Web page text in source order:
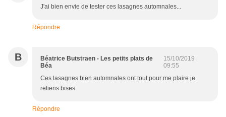
J'ai bien envie de tester ces lasagnes automnales...
Répondre
B
Béatrice Butstraen - Les petits plats de
Béa
15/10/2019
09:55
Ces lasagnes bien automnales ont tout pour me plaire je
retiens bises
Répondre